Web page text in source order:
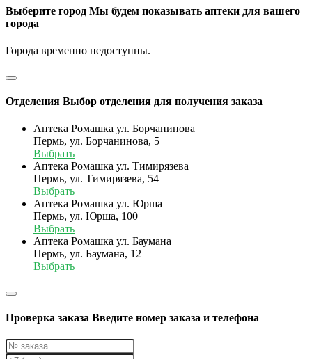
Выберите город Мы будем показывать аптеки для вашего
города
Города временно недоступны.
Отделения Выбор отделения для получения заказа
Аптека Ромашка ул. Борчанинова
Пермь, ул. Борчанинова, 5
Выбрать
Аптека Ромашка ул. Тимирязева
Пермь, ул. Тимирязева, 54
Выбрать
Аптека Ромашка ул. Юрша
Пермь, ул. Юрша, 100
Выбрать
Аптека Ромашка ул. Баумана
Пермь, ул. Баумана, 12
Выбрать
Проверка заказа Введите номер заказа и телефона